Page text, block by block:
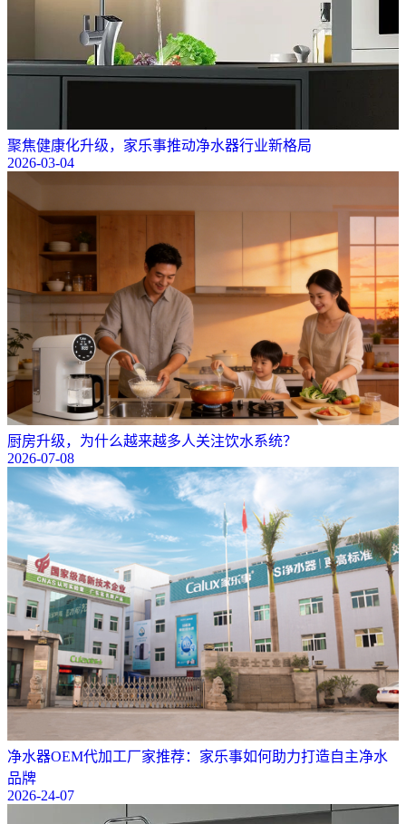
聚焦健康化升级，家乐事推动净水器行业新格局
2026-03-04
厨房升级，为什么越来越多人关注饮水系统？
2026-07-08
净水器OEM代加工厂家推荐：家乐事如何助力打造自主净水
品牌
2026-24-07